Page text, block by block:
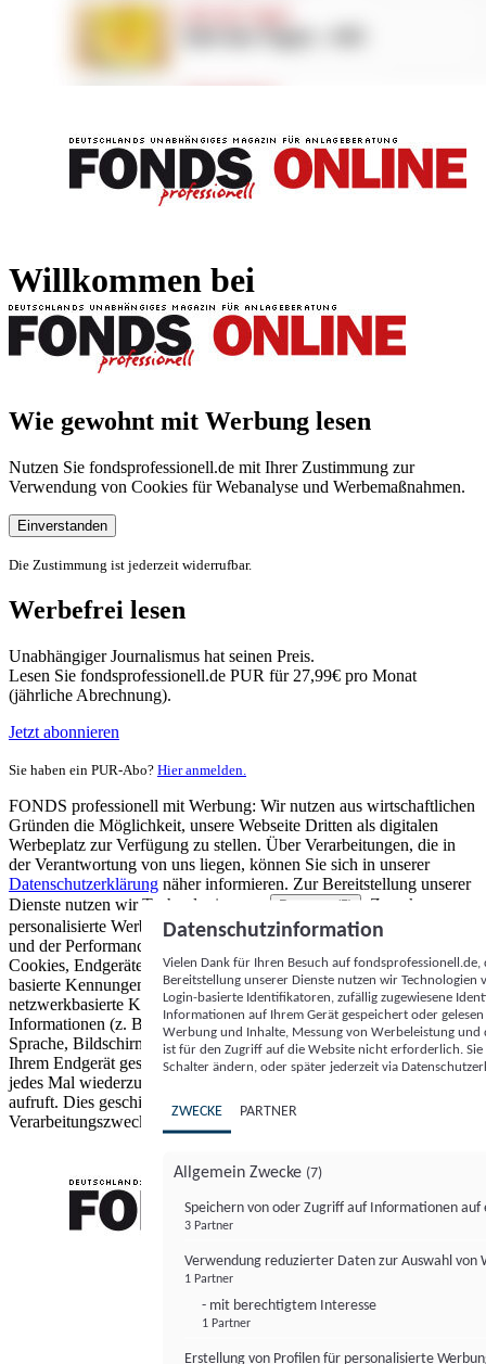
Willkommen bei
Wie gewohnt mit Werbung lesen
Nutzen Sie fondsprofessionell.de mit Ihrer Zustimmung zur
Verwendung von Cookies für Webanalyse und Werbemaßnahmen.
Einverstanden
Die Zustimmung ist jederzeit widerrufbar.
Werbefrei lesen
Unabhängiger Journalismus hat seinen Preis.
Lesen Sie fondsprofessionell.de PUR für 27,99€ pro Monat
(jährliche Abrechnung).
Jetzt abonnieren
Sie haben ein PUR-Abo? Hier anmelden.
FONDS professionell mit Werbung: Wir nutzen aus wirtschaftlichen
Gründen die Möglichkeit, unsere Webseite Dritten als digitalen
Werbeplatz zur Verfügung zu stellen. Über Verarbeitungen, die in
der Verantwortung von uns liegen, können Sie sich in unserer
Datenschutzerklärung näher informieren. Zur Bereitstellung unserer
Dienste nutzen wir Technologien von
Partnern (5)
. Zwecke:
personalisierte Werbung und Inhalte, Messung von Werbeleistung
und der Performance von Inhalten sowie Zielgruppenforschung.
Cookies, Endgeräte- oder ähnliche Online-Kennungen (z. B. login-
basierte Kennungen, zufällig generierte Kennungen,
netzwerkbasierte Kennungen) können zusammen mit anderen
Informationen (z. B. Browsertyp und Browserinformationen,
Sprache, Bildschirmgröße, unterstützte Technologien usw.) auf
Ihrem Endgerät gespeichert oder von dort ausgelesen werden, um es
jedes Mal wiederzuerkennen, wenn es eine App oder einer Webseite
aufruft. Dies geschieht für einen oder mehrere der hier aufgeführten
Verarbeitungszwecke.
Datenschutzinformation
Vielen Dank für Ihren Besuch auf
Bereitstellung unserer Dienste nutzen wir Technologien
Login-basierte Identifikatoren, zufällig zugewiesene
Informationen auf Ihrem Gerät gespeichert oder
Werbung und Inhalte, Messung von Werbeleistung
ist für den Zugriff auf die Website nicht erforderlich.
Schalter ändern, oder später jederzeit via
ZWECKE PARTNER
Allgemein Zwecke (7)
Speichern von oder Zugriff auf Informationen auf
3 Partner
Verwendung reduzierter Daten zur Auswahl von
1 Partner
- mit berechtigtem Interesse
1 Partner
Erstellung von Profilen für personalisierte
FONDS professionell